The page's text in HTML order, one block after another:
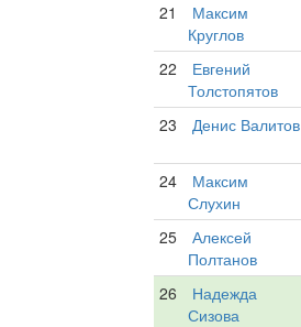
21
Максим
Круглов
22
Евгений
Толстопятов
23 Денис Валитов
24
Максим
Слухин
25
Алексей
Полтанов
26
Надежда
Сизова